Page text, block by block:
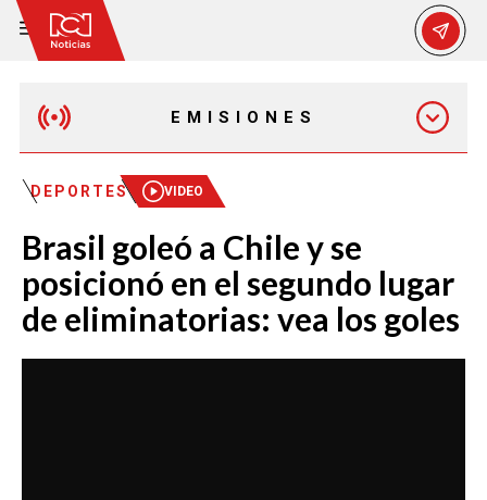
EMISIONES
MAÑANA EXPRESS
EMISIÓN 12:30 PM
EMISIÓN 7:00 PM
DEPORTES VIDEO
Brasil goleó a Chile y se
posicionó en el segundo lugar
de eliminatorias: vea los goles